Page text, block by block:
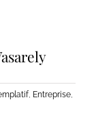
, Entreprise,